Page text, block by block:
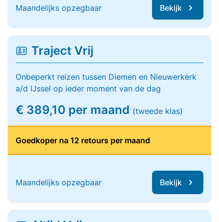
Maandelijks opzegbaar Bekijk
Traject Vrij
Onbeperkt reizen tussen Diemen en Nieuwerkerk
a/d IJssel op ieder moment van de dag
€ 389,10 per maand (tweede klas)
Goedkoper na 12 retours per maand
Maandelijks opzegbaar Bekijk